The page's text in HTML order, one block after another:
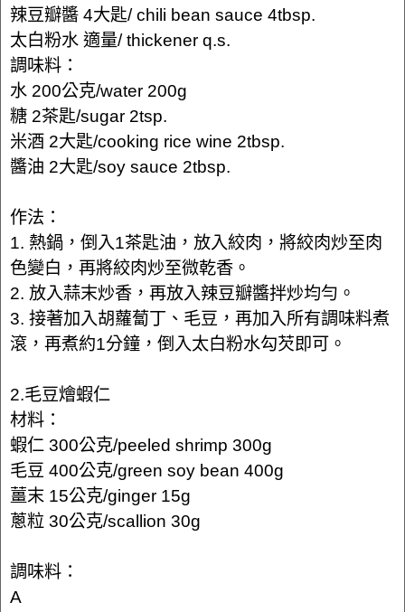
辣豆瓣醬 4大匙/ chili bean sauce 4tbsp.
太白粉水 適量/ thickener q.s.
調味料：
水 200公克/water 200g
糖 2茶匙/sugar 2tsp.
米酒 2大匙/cooking rice wine 2tbsp.
醬油 2大匙/soy sauce 2tbsp.
作法：
1. 熱鍋，倒入1茶匙油，放入絞肉，將絞肉炒至肉
色變白，再將絞肉炒至微乾香。
2. 放入蒜末炒香，再放入辣豆瓣醬拌炒均勻。
3. 接著加入胡蘿蔔丁、毛豆，再加入所有調味料煮
滾，再煮約1分鐘，倒入太白粉水勾芡即可。
2.毛豆燴蝦仁
材料：
蝦仁 300公克/peeled shrimp 300g
毛豆 400公克/green soy bean 400g
薑末 15公克/ginger 15g
蔥粒 30公克/scallion 30g
調味料：
A